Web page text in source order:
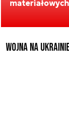
Wojna na